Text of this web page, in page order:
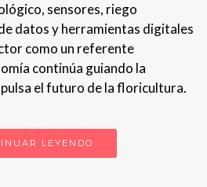
sensores, riego
datos y herramientas digitales
como un referente
continúa guiando la
el futuro de la floricultura.
LEYENDO